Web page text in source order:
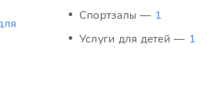
Спортзалы — 1
Услуги для детей — 1